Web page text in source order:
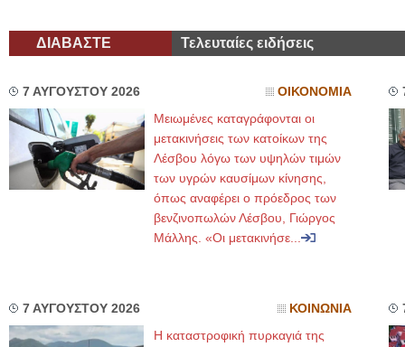
ΔΙΑΒΑΣΤΕ Τελευταίες ειδήσεις
7 ΑΥΓΟΥΣΤΟΥ 2026 ΟΙΚΟΝΟΜΙΑ
Μειωμένες καταγράφονται οι
μετακινήσεις των κατοίκων της
Λέσβου λόγω των υψηλών τιμών
των υγρών καυσίμων κίνησης,
όπως αναφέρει ο πρόεδρος των
βενζινοπωλών Λέσβου, Γιώργος
Μάλλης. «Οι μετακινήσε...
7 ΑΥΓΟΥΣΤΟΥ 2026 ΚΟΙΝΩΝΙΑ
Η καταστροφική πυρκαγιά της